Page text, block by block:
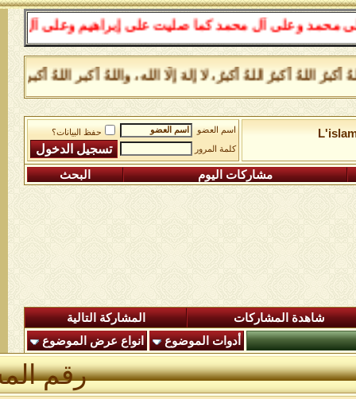
إبراهيم وعلى آل إبراهيم إنك حميد مجيد، اللهم
إلَّا الله، واللهُ أكبر اللهُ أكبر، ولله الحَمد _ كتاب بوارق
العضو
حفظ البيانات؟
اليوم البحث
المشاركة التالية
الموضوع
انواع عرض الموضوع
رقم المشاركة :1